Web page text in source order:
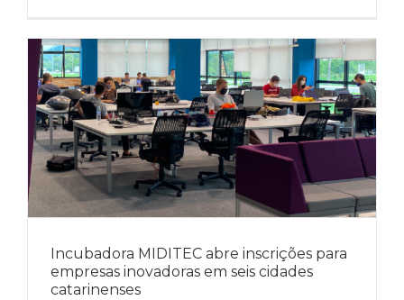
Incubadora MIDITEC abre inscrições para
empresas inovadoras em seis cidades
catarinenses